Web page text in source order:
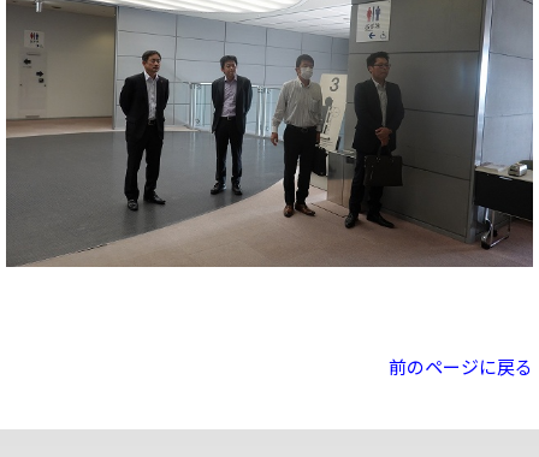
前のページに戻る